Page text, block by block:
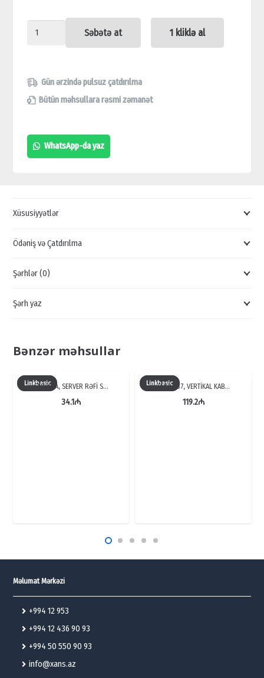
TFS-
ALƏT
VƏ
İEK
KƏLBƏTİN
SATIŞI,
AVTOMATİK
TFS-
QİYMƏTİ
Səbətə at 1 kliklə al
Gün ərzində pulsuz çatdırılma
Bütün məhsullara rəsmi zəmanət
WhatsApp-da yaz
Xüsusiyyətlər
Ödəniş və Çatdırılma
Şərhlər (0)
Şərh yaz
Bənzər məhsullar
Linkbasic
CFD60-A, SERVER RƏFİ S…
34.1₼
Linkbasic
CFK02-37, VERTİKAL KAB…
119.2₼
Məlumat Mərkəzi
+994 12 953
+994 12 436 90 93
+994 50 550 90 93
info@xans.az